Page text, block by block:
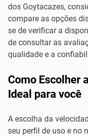
dos Goytacazes,
compare as opções
se de verificar a
de consultar as
qualidade e a
Como Escolher
Ideal para você
A escolha da
seu perfil de uso e no